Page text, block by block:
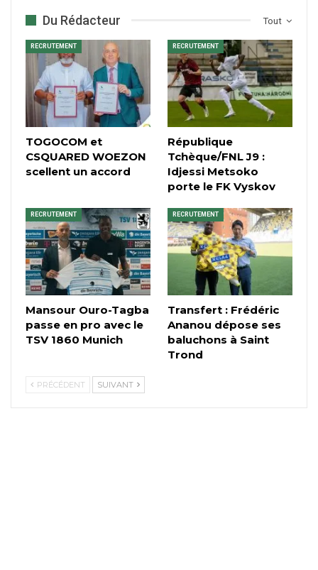
Tout
Du Rédacteur
RECRUTEMENT
TOGOCOM et
CSQUARED WOEZON
scellent un accord
RECRUTEMENT
République
Tchèque/FNL J9 :
Idjessi Metsoko
porte le FK Vyskov
RECRUTEMENT
Mansour Ouro-Tagba
passe en pro avec le
TSV 1860 Munich
RECRUTEMENT
Transfert : Frédéric
Ananou dépose ses
baluchons à Saint
Trond
PRÉCÉDENT SUIVANT